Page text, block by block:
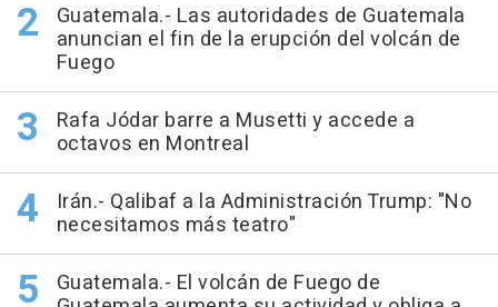
Guatemala.- Las autoridades de Guatemala
anuncian el fin de la erupción del volcán de
Fuego
Rafa Jódar barre a Musetti y accede a
octavos en Montreal
Irán.- Qalibaf a la Administración Trump: "No
necesitamos más teatro"
Guatemala.- El volcán de Fuego de